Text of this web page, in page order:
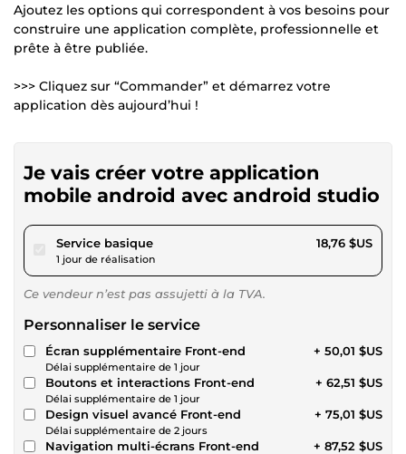
Ajoutez les options qui correspondent à vos besoins pour
construire une application complète, professionnelle et
prête à être publiée.
>>> Cliquez sur “Commander” et démarrez votre
application dès aujourd’hui !
Je vais créer votre application
mobile android avec android studio
Service basiquepour 17,28 $US
1 jour de réalisation
18,76 $US
Ce vendeur n’est pas assujetti à la TVA.
Personnaliser le service
Écran supplémentaire Front-end
Délai supplémentaire de 1 jour
+ 50,01 $US
Boutons et interactions Front-end
Délai supplémentaire de 1 jour
+ 62,51 $US
Design visuel avancé Front-end
Délai supplémentaire de 2 jours
+ 75,01 $US
Navigation multi-écrans Front-end + 87,52 $US